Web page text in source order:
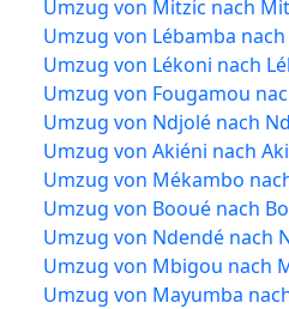
Umzug von Mitzic nach
Umzug von Lébamba
Umzug von Lékoni nach
Umzug von Fougamou
Umzug von Ndjolé nach
Umzug von Akiéni nach
Umzug von Mékambo
Umzug von Booué nach
Umzug von Ndendé nach
Umzug von Mbigou nach
Umzug von Mayumba